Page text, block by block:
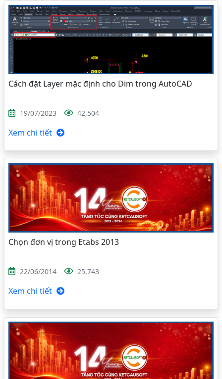
Cách đặt Layer mặc định cho Dim trong AutoCAD
19/07/2023 42,504
Xem chi tiết
Chọn đơn vị trong Etabs 2013
22/06/2014 25,743
Xem chi tiết